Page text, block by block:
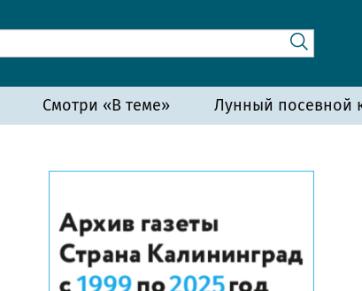
Смотри «В теме» Лунный посевной